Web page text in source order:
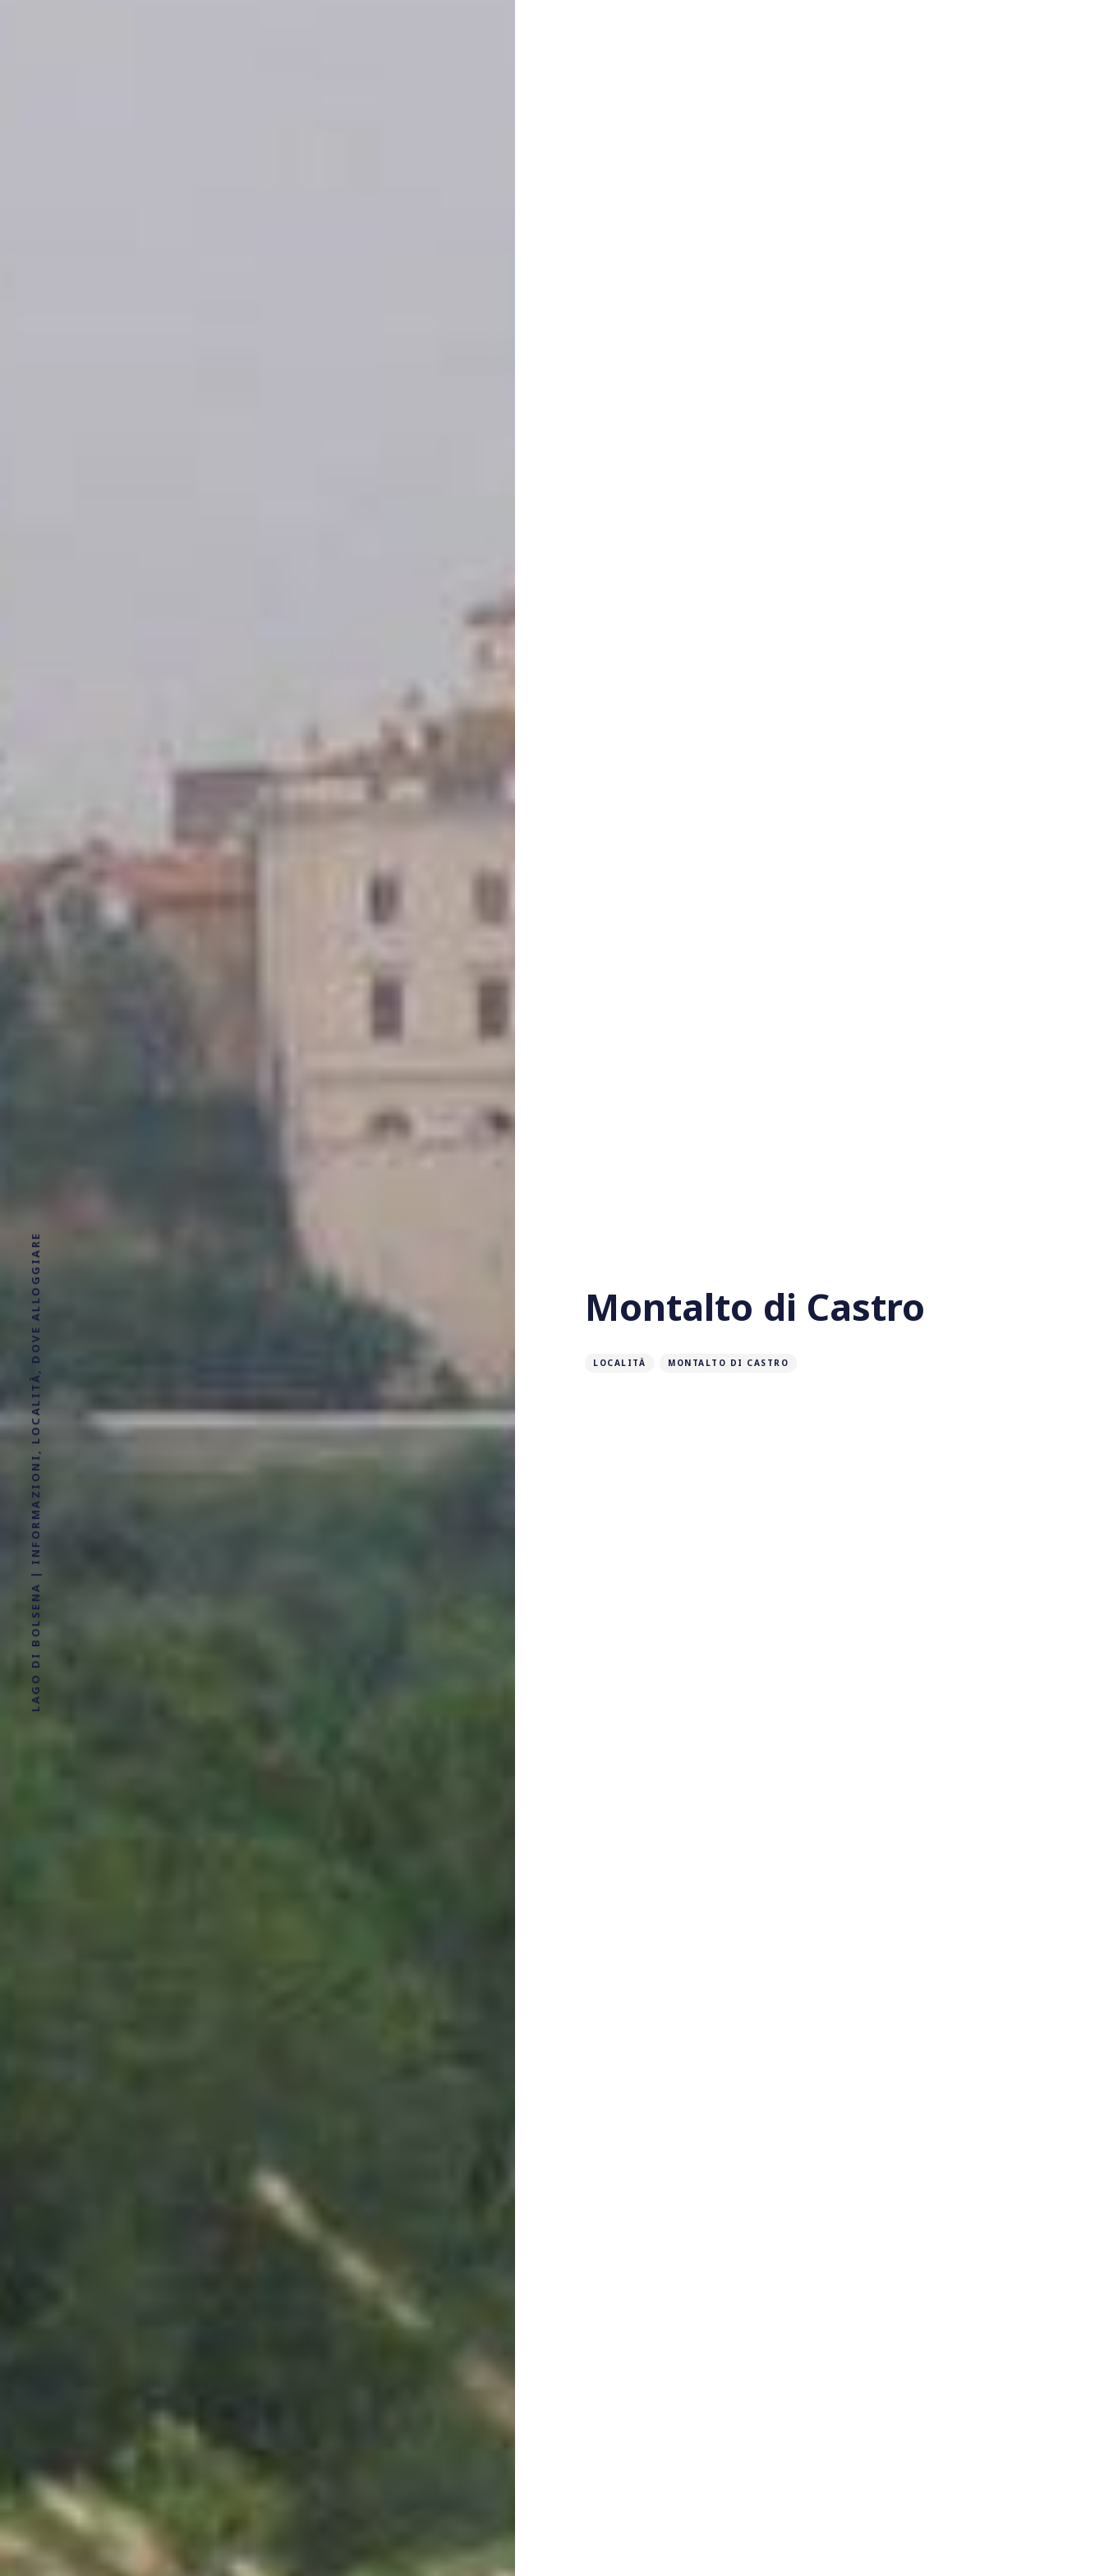
LAGO DI BOLSENA | INFORMAZIONI, LOCALITÀ, DOVE ALLOGGIARE Montalto di Castro
LOCALITÀ MONTALTO DI CASTRO